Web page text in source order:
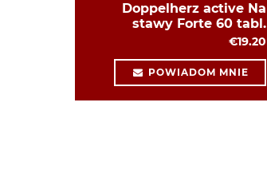
Doppelherz active Na
stawy Forte 60 tabl.
€19.20
POWIADOM MNIE